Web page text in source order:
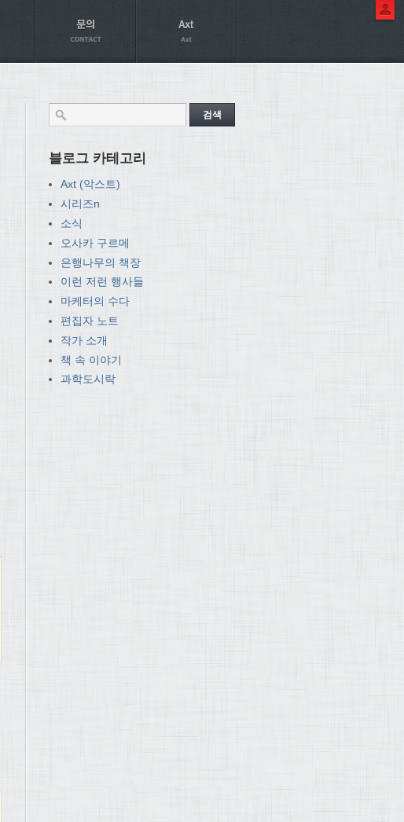
블로그 카테고리
Axt (악스트)
시리즈n
소식
오사카 구르메
은행나무의 책장
이런 저런 행사들
마케터의 수다
편집자 노트
작가 소개
책 속 이야기
과학도시락